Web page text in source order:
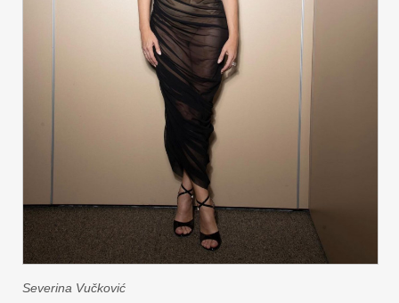
Severina Vučković